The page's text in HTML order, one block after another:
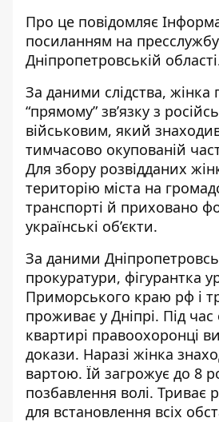
Про це повідомляє
посиланням на пресслужбу
Дніпропетровській області
За даними слідства, жінка
“прямому” зв’язку з
військовим, який
тимчасово окупованій
Для збору розвідданих
територію міста на
транспорті й приховано
українські об’єкти.
За даними
прокуратури, фігурантка
Приморського краю рф і
проживає у Дніпрі. Під час
квартирі правоохоронці
докази. Наразі жінка
вартою. Їй загрожує до 8
позбавлення волі. Триває
для встановлення всіх